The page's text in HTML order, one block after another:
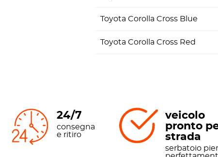
Toyota Corolla Cross Blue
Toyota Corolla Cross Red
24/7
consegna
e ritiro
veicolo
pronto
strada
serbatoio